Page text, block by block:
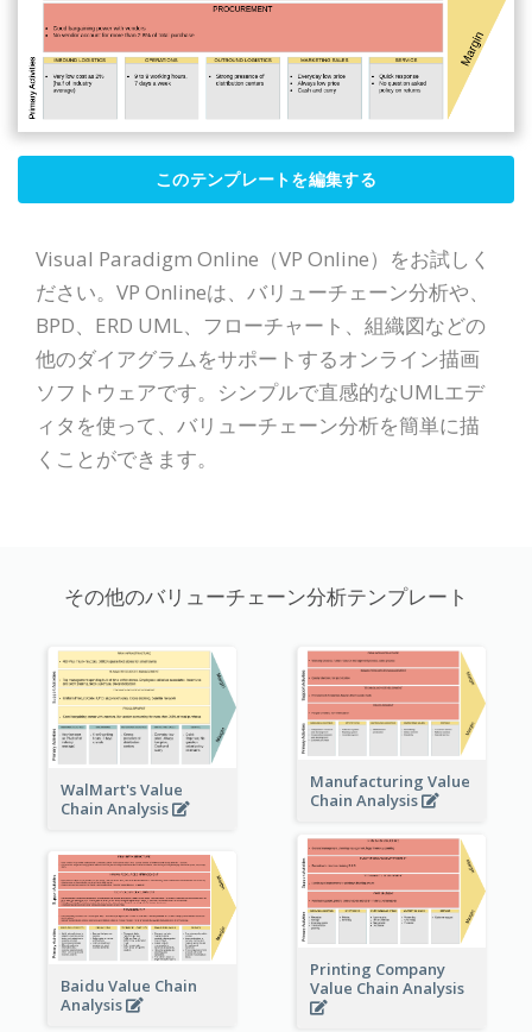
このテンプレートを編集する
Visual Paradigm Online（VP Online）をお試しく
ださい。VP Onlineは、バリューチェーン分析や、
BPD、ERD UML、フローチャート、組織図などの
他のダイアグラムをサポートするオンライン描画
ソフトウェアです。シンプルで直感的なUMLエデ
ィタを使って、バリューチェーン分析を簡単に描
くことができます。
その他のバリューチェーン分析テンプレート
WalMart's Value
Chain Analysis
Manufacturing Value
Chain Analysis
Printing Company
Value Chain Analysis
Baidu Value Chain
Analysis